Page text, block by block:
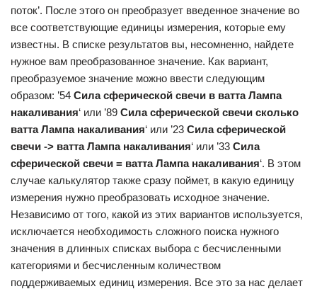
поток’. После этого он преобразует введенное значение во
все соответствующие единицы измерения, которые ему
известны. В списке результатов вы, несомненно, найдете
нужное вам преобразованное значение. Как вариант,
преобразуемое значение можно ввести следующим
образом: ’54 Сила сферической свечи в ватта Лампа
накаливания‘ или ’89 Сила сферической свечи сколько
ватта Лампа накаливания‘ или ’23 Сила сферической
свечи -> ватта Лампа накаливания‘ или ’33 Сила
сферической свечи = ватта Лампа накаливания‘. В этом
случае калькулятор также сразу поймет, в какую единицу
измерения нужно преобразовать исходное значение.
Независимо от того, какой из этих вариантов используется,
исключается необходимость сложного поиска нужного
значения в длинных списках выбора с бесчисленными
категориями и бесчисленным количеством
поддерживаемых единиц измерения. Все это за нас делает